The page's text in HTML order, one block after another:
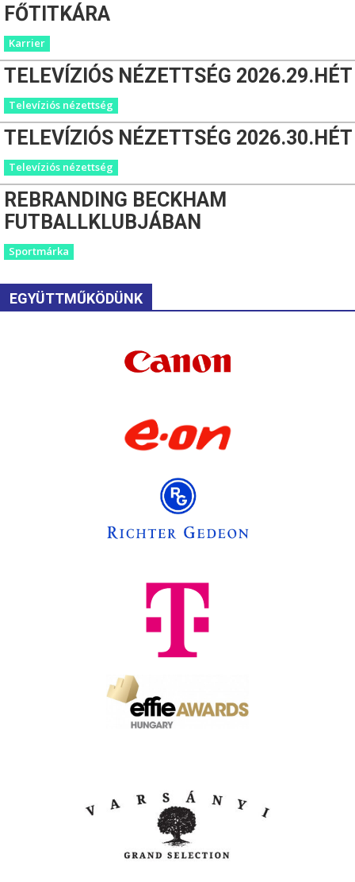
FŐTITKÁRA
Karrier
TELEVÍZIÓS NÉZETTSÉG 2026.29.HÉT
Televíziós nézettség
TELEVÍZIÓS NÉZETTSÉG 2026.30.HÉT
Televíziós nézettség
REBRANDING BECKHAM
FUTBALLKLUBJÁBAN
Sportmárka
EGYÜTTMŰKÖDÜNK